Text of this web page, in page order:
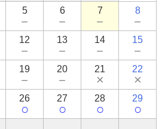
5
－
6
－
7
－
8
－
12
－
13
－
14
－
15
－
19
－
20
－
21
×
22
×
26
○
27
○
28
○
29
○